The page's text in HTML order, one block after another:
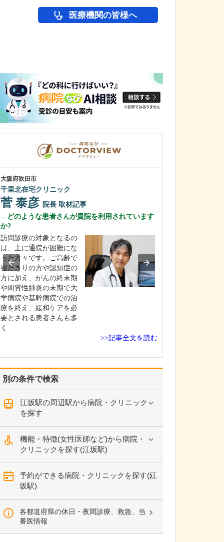
医療機関の皆様へ
別の条件で検索
江坂駅の周辺駅から病院・クリニック
を探す
機能・特徴(女性医師など)から病院・
クリニックを探す(江坂駅)
予約ができる病院・クリニックを探す(江
坂駅)
各都道府県の休日・夜間診療、救急、当
番医情報
大阪府吹田市
千里北在宅クリニック
菅 泰彦 院長 取材記事
どのような患者さんが貴院を利用されています
か?
訪問診療の対象となるの
は、主に通院が困難にな
った方々です。ご高齢で
寝たきりの方や認知症の
方に加え、がんの終末期
や間質性肺炎の末期で大
学病院や基幹病院での治
療を終え、緩和ケアを必
要とされる患者さんも多
く…
>>記事全文を読む